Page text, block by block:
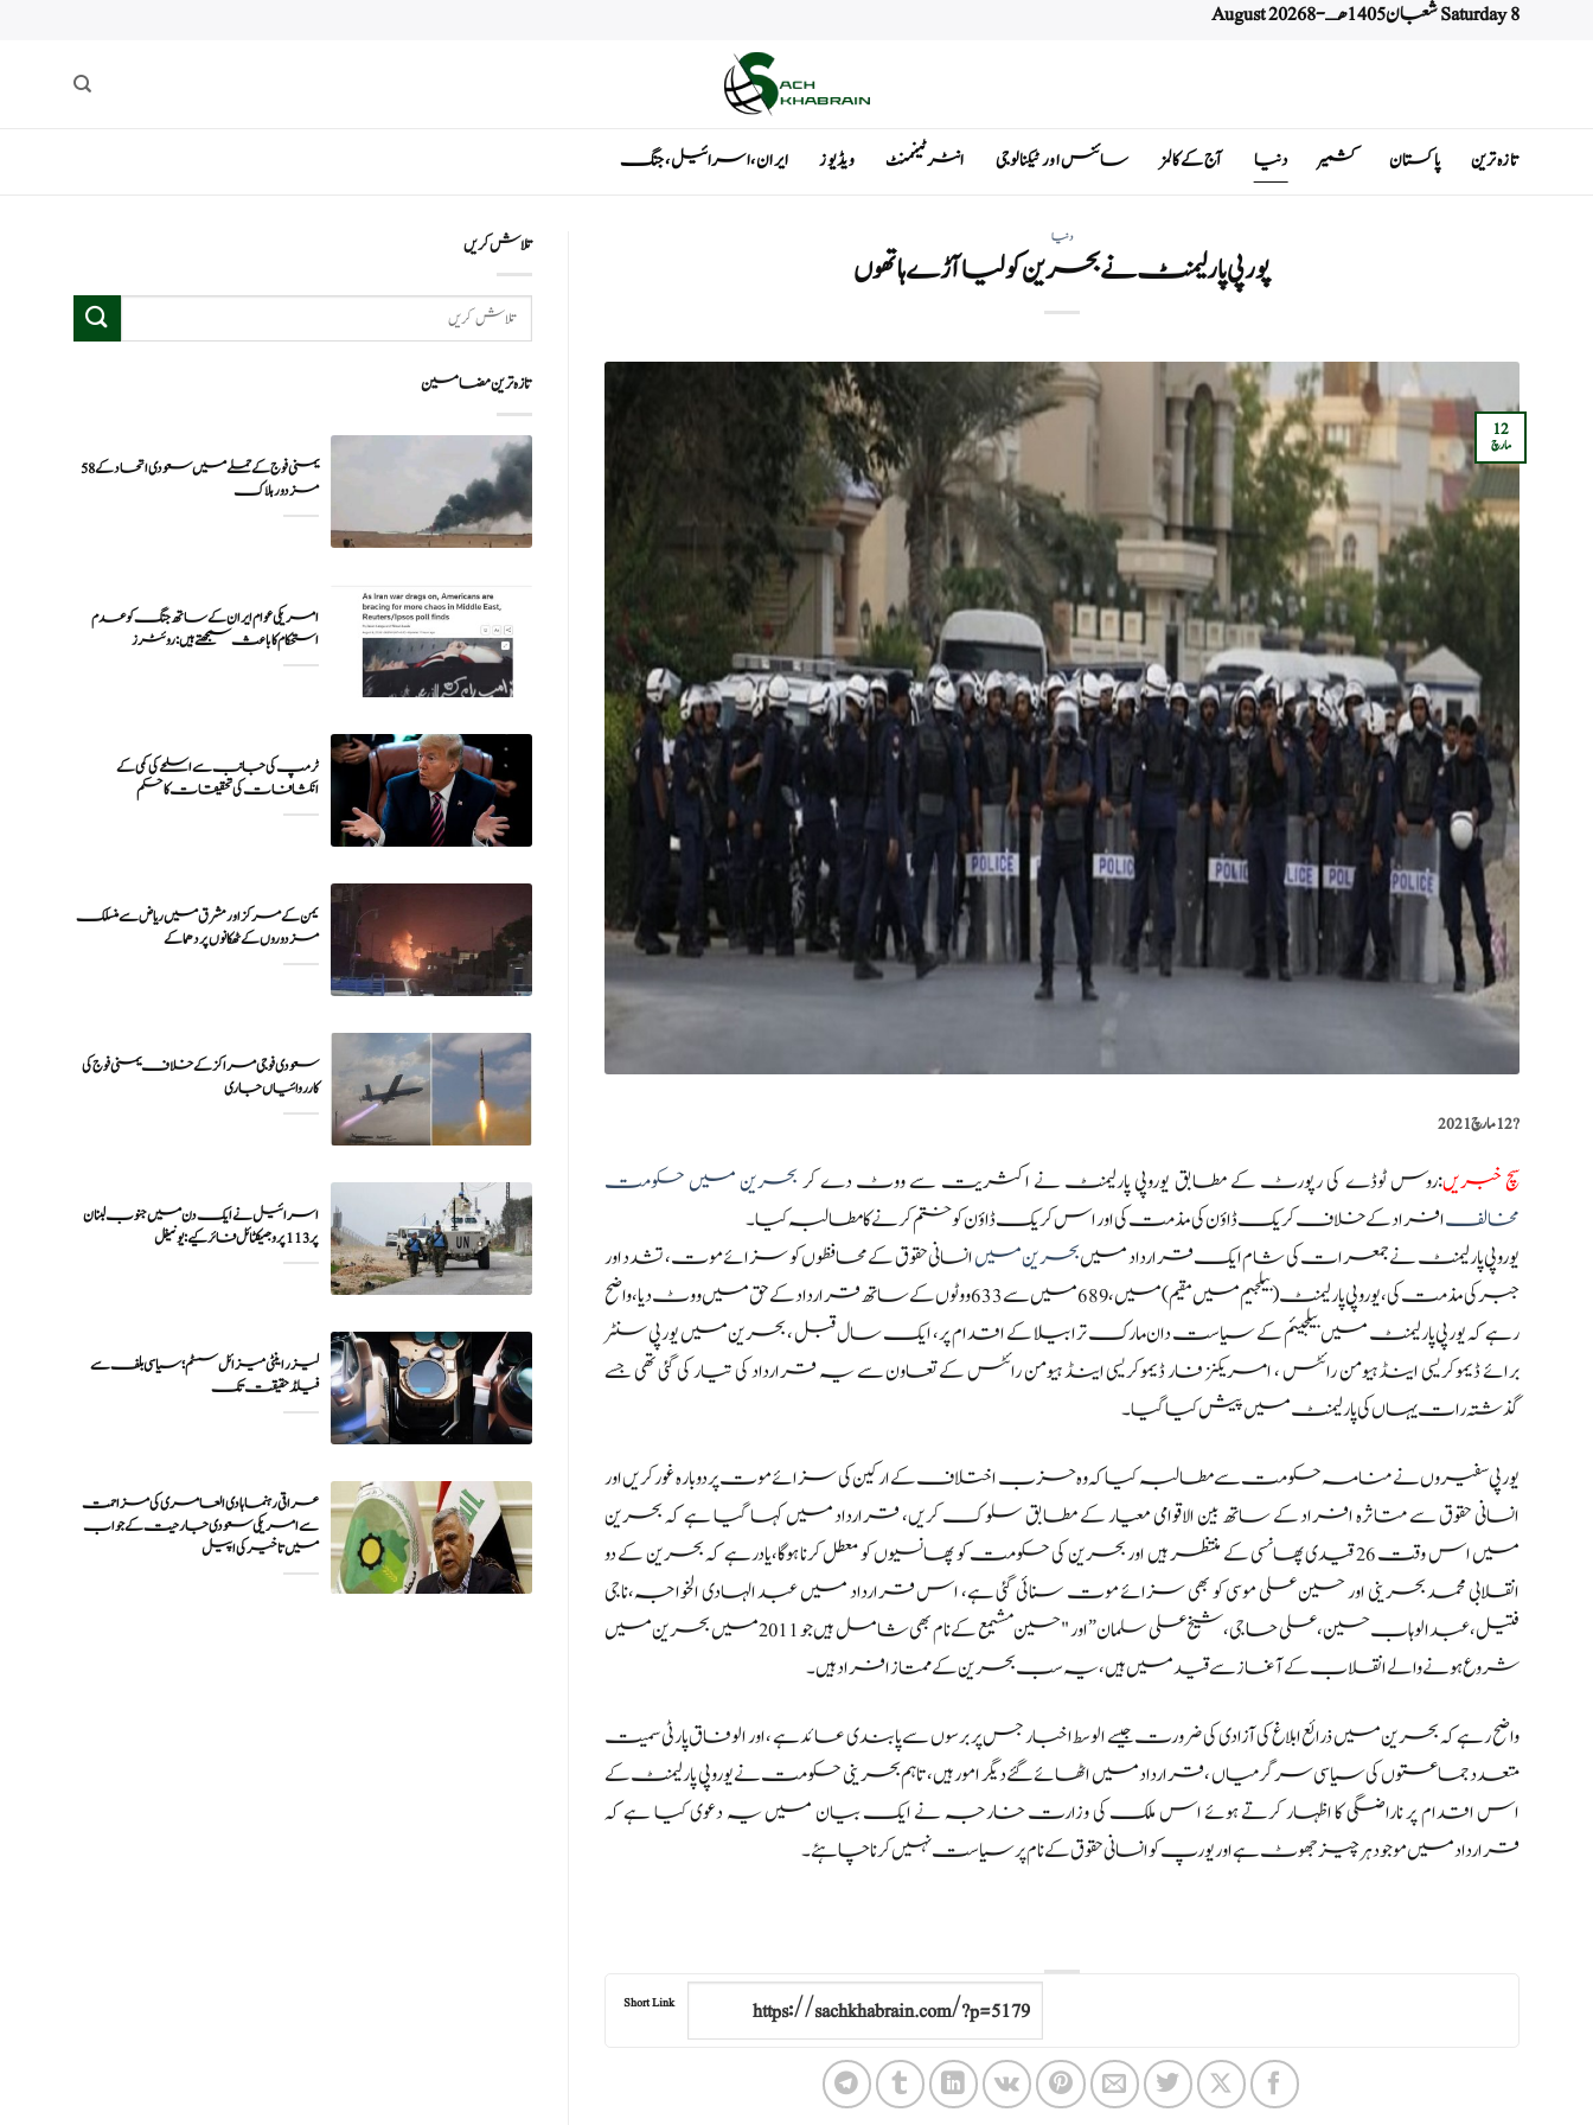
Saturday 8 شعبان 1405 هـ - 8 August 2026
تازہ ترین پاکستان کشمیر دنیا آج کے کالمز سائنس اور ٹیکنالوجی انٹرٹینمنٹ ویڈیوز ایران ، اسرائیل ، جنگ
دنیا
پورپی پارلیمنٹ نے بحرین کو لیا آڑے ہاتھوں
12
مارچ
?️12 مارچ 2021
سچ خبریں:روس ٹوڈے کی رپورٹ کے مطابق یوروپی پارلیمنٹ نے اکثریت سے ووٹ دے کربحرین میں حکومت
مخالفافراد کے خلاف کریک ڈاؤن کی مذمت کی اور اس کریک ڈاؤن کو ختم کرنے کا مطالبہ کیا۔
یوروپی پارلیمنٹ نے جمعرات کی شام ایک قرارداد میںبحرین میںانسانی حقوق کے محافظوں کو سزائے موت ، تشدد اور
جبر کی مذمت کی، یوروپی پارلیمنٹ (بیلجیم میں مقیم) میں، 689 میں سے 633 ووٹوں کے ساتھ قرارداد کے حق میں ووٹ دیا،واضح
رہے کہ یورپی پارلیمنٹ میں بیلجیئم کے سیاست دان مارک ترابیلا کے اقدام پر ، ایک سال قبل ، بحرین میں یورپی سنٹر
برائے ڈیموکریسی اینڈ ہیومن رائٹس ، امریکنز فار ڈیموکریسی اینڈ ہیومن رائٹس کے تعاون سے یہ قرارداد کی تیار کی گئی تھی جسے
گذشتہ رات یہاں کی پارلیمنٹ میں پیش کیا گیا۔
یورپی سفیروں نے منامہ حکومت سے مطالبہ کیا کہ وہ حزب اختلاف کے ارکین کی سزائے موت پر دوبارہ غور کریں اور
انسانی حقوق سے متاثرہ افراد کے ساتھ بین الاقوامی معیار کے مطابق سلوک کریں، قرارداد میں کہا گیا ہے کہ بحرین
میں اس وقت 26 قیدی پھانسی کے منتظر ہیں اور بحرین کی حکومت کو پھانسیوں کو معطل کرنا ہوگا،یادرہے کہ بحرین کے دو
انقلابی محمد بحرینی اور حسین علی موسی کو بھی سزائے موت سنائی گئی ہے، اس قرارداد میں عبد الہادی الخواجہ،ناجی
فتیل،عبدالوہاب حسین،علی حاجی،شیخ علی سلمان” اور "حسین مشیمع کے نام بھی شامل ہیں جو 2011 میں بحرین میں
شروع ہونے والے انقلاب کے آغاز سے قید میں ہیں، یہ سب بحرین کے ممتاز افراد ہیں۔
واضح رہے کہ بحرین میں ذرائع ابلاغ کی آزادی کی ضرورت جیسے الوسط اخبار جس پر برسوں سے پابندی عائد ہے ، اور الوفاق پارٹی سمیت
متعدد جماعتوں کی سیاسی سرگرمیاں ، قرارداد میں اٹھائے گئے دیگر امور ہیں،تاہم بحرینی حکومت نے یوروپی پارلیمنٹ کے
اس اقدام پر ناراضگی کا اظہار کرتے ہوئے اس ملک کی وزارت خارجہ نے ایک بیان میں یہ دعوی کیا ہے کہ
قرارداد میں موجود ہر چیز جھوٹ ہے اور یورپ کو انسانی حقوق کے نام پر سیاست نہیں کرنا چاہئے۔
Short Link
تلاش کریں
تازہ ترین مضامین
یمنی فوج کے حملے میں سعودی اتحاد کے 58
مزدور ہلاک
امریکی عوام ایران کے ساتھ جنگ کو عدم
ٹرمپ کی جانب سے اسلحے کی کمی کے
انکشافات کی تحقیقات کا حکم
یمن کے مرکز اور مشرق میں ریاض سے منسلک
مزدوروں کے ٹھکانوں پر دھماکے
سعودی فوجی مراکز کے خلاف یمنی فوج کی
اسرائیل نے ایک دن میں جنوب لبنان
پر 113 پروجیکٹائل فائر کیے: یونیفل
لیزر اینٹی میزائل سسٹم؛ سیاسی بلف سے
فیلڈ حقیقت تک
عراقی رہنما ہادی العامری کی مزاحمت
سے امریکی سعودی جارحیت کے جواب
میں تاخیر کی اپیل